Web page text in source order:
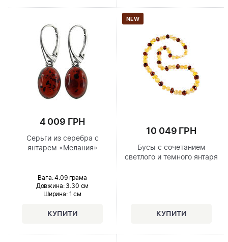
4 009 ГРН
Серьги из серебра с
янтарем «Мелания»
Вага: 4.09 грама
Довжина:3.30 см
Ширина: 1 см
NEW
10 049 ГРН
Бусы с сочетанием
светлого и темного янтаря